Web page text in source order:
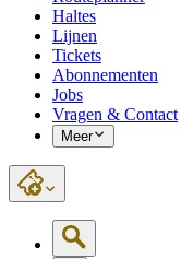
Haltes
Lijnen
Tickets
Abonnementen
Jobs
Vragen & Contact
Meer